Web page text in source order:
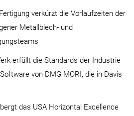
verkürzt die Vorlaufzeiten der
Metallblech- und
erfüllt die Standards der Industrie
von DMG MORI, die in Davis
das USA Horizontal Excellence